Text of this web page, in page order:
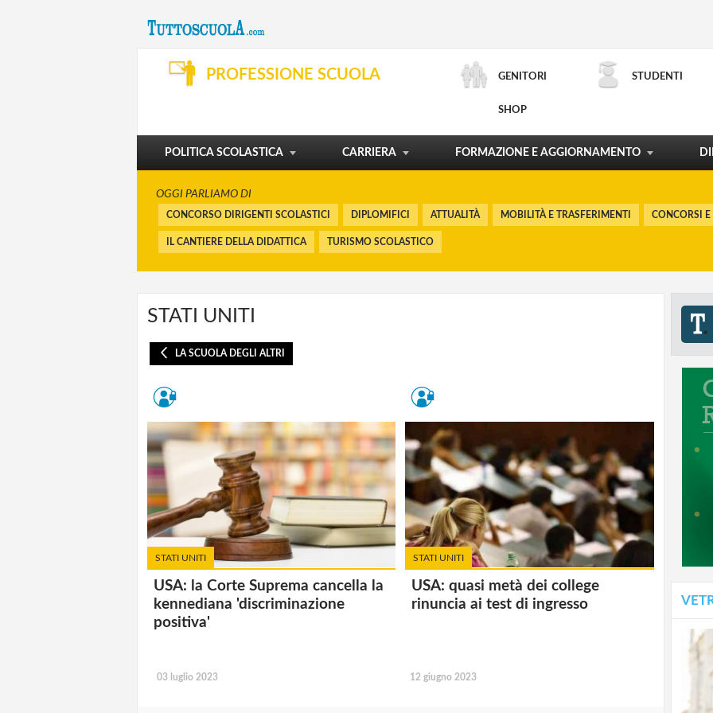
PROFESSIONE SCUOLA GENITORI STUDENTI
SHOP
POLITICA SCOLASTICA MOSTRA TUTTO
CARRIERA
SVILUPPO PROFESSIONALE CONCORSI E RECLUTAMENTO CONTRATTO DI LAVORO
MOSTRA TUTTO
FORMAZIONE E AGGIORNAMENTO
MOSTRA TUTTO
ORGANIZZAZIONE E SERVIZI INCARICHI DI DOCENZA SCUOLA E TERRITORIO
MOSTRA TUTTO
RICERCA AVANZATA
OGGI PARLIAMO DI
CONCORSO DIRIGENTI SCOLASTICI DIPLOMIFICI ATTUALITÀ MOBILITÀ E TRASFERIMENTI CONCORSI E
IL CANTIERE DELLA DIDATTICA TURISMO SCOLASTICO
STATI UNITI
LA SCUOLA DEGLI ALTRI
STATI UNITI
USA: la Corte Suprema cancella la
kennediana 'discriminazione
positiva'
03 luglio 2023
STATI UNITI
USA: quasi metà dei college
rinuncia ai test di ingresso
12 giugno 2023